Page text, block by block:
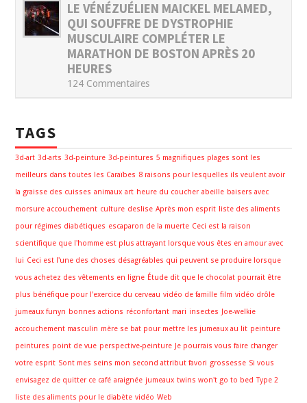
LE VÉNÉZUÉLIEN MAICKEL MELAMED,
QUI SOUFFRE DE DYSTROPHIE
MUSCULAIRE COMPLÉTER LE
MARATHON DE BOSTON APRÈS 20
HEURES
124 Commentaires
TAGS
3d-art 3d-arts 3d-peinture 3d-peintures 5 magnifiques plages sont les
meilleurs dans toutes les Caraïbes 8 raisons pour lesquelles ils veulent avoir
la graisse des cuisses animaux art heure du coucher abeille baisers avec
morsure accouchement culture deslise Après mon esprit liste des aliments
pour régimes diabétiques escaparon de la muerte Ceci est la raison
scientifique que l'homme est plus attrayant lorsque vous êtes en amour avec
lui Ceci est l'une des choses désagréables qui peuvent se produire lorsque
vous achetez des vêtements en ligne Étude dit que le chocolat pourrait être
plus bénéfique pour l'exercice du cerveau vidéo de famille film vidéo drôle
jumeaux funyn bonnes actions réconfortant mari insectes Joe-welkie
accouchement masculin mère se bat pour mettre les jumeaux au lit peinture
peintures point de vue perspective-peinture Je pourrais vous faire changer
votre esprit Sont mes seins mon second attribut favori grossesse Si vous
envisagez de quitter ce café araignée jumeaux twins won't go to bed Type 2
liste des aliments pour le diabète vidéo Web